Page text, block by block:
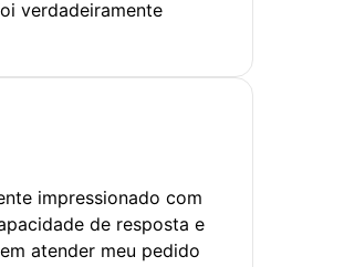
verdadeiramente
impressionado com
de resposta e
atender meu pedido